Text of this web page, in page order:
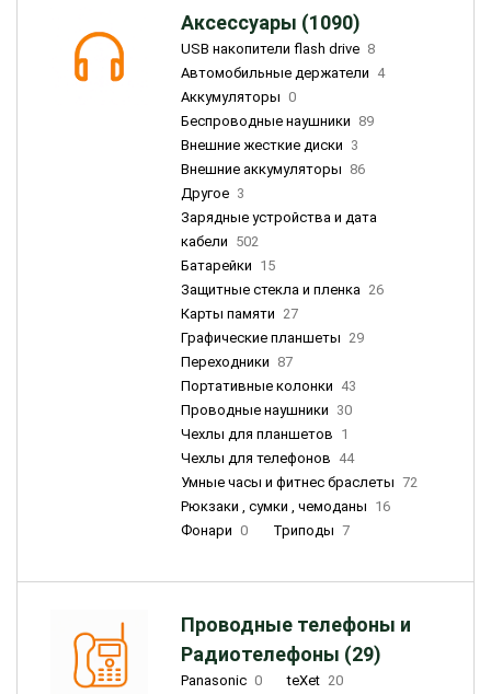
Аксессуары (1090)
USB накопители flash drive 8
Автомобильные держатели 4
Аккумуляторы 0
Беспроводные наушники 89
Внешние жесткие диски 3
Внешние аккумуляторы 86
Другое 3
Зарядные устройства и дата
кабели 502
Батарейки 15
Защитные стекла и пленка 26
Карты памяти 27
Графические планшеты 29
Переходники 87
Портативные колонки 43
Проводные наушники 30
Чехлы для планшетов 1
Чехлы для телефонов 44
Умные часы и фитнес браслеты 72
Рюкзаки , сумки , чемоданы 16
Фонари 0 Триподы 7
Проводные телефоны и
Радиотелефоны (29)
Panasonic 0 teXet 20